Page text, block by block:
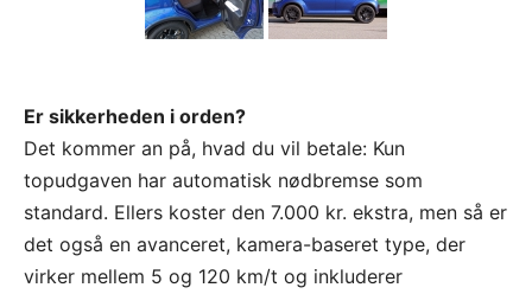
Er sikkerheden i orden?
Det kommer an på, hvad du vil betale: Kun
topudgaven har automatisk nødbremse som
standard. Ellers koster den 7.000 kr. ekstra, men så er
det også en avanceret, kamera-baseret type, der
virker mellem 5 og 120 km/t og inkluderer